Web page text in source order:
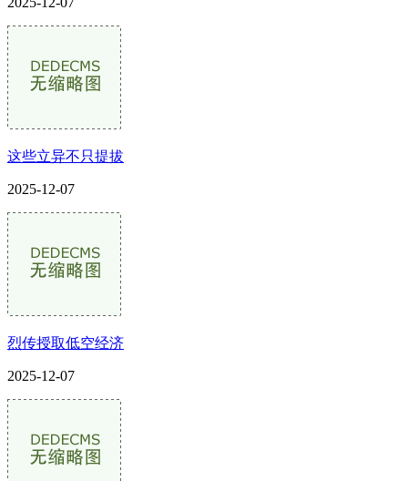
这些立异不只提拔
2025-12-07
烈传授取低空经济
2025-12-07